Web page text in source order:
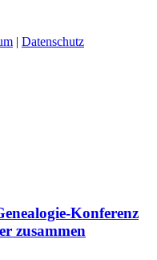
| Datenschutz
Konferenz
zusammen